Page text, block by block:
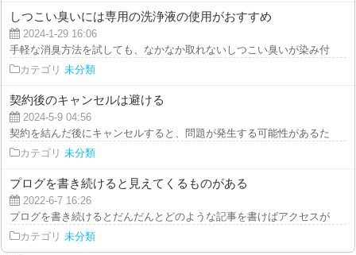
しつこい臭いには専用の洗浄液の使用がおすすめ
2024-1-29 16:06
手軽な消臭方法を試しても、なかなか取れないしつこい臭いが染み付いて
カテゴリ 未分類
契約後のキャンセルは避ける
2024-5-9 04:56
契約を結んだ後にキャンセルすると、問題が発生する可能性があるため、
カテゴリ 未分類
プログを書き続けると見えてくるものがある
2022-6-7 16:26
プログを書き続けるとだんだんとどのような記事を書けばアクセスが来る
カテゴリ 未分類